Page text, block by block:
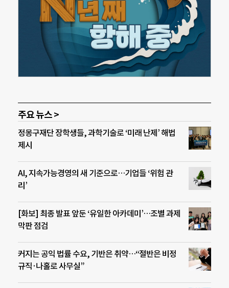
주요 뉴스 >
정몽구재단 장학생들, 과학기술로 ‘미래 난제’ 해법
제시
AI, 지속가능경영의 새 기준으로…기업들 ‘위험 관
리’
[화보] 최종 발표 앞둔 ‘유일한 아카데미’…조별 과제
막판 점검
커지는 공익 법률 수요, 기반은 취약…“절반은 비정
규직·나홀로 사무실”